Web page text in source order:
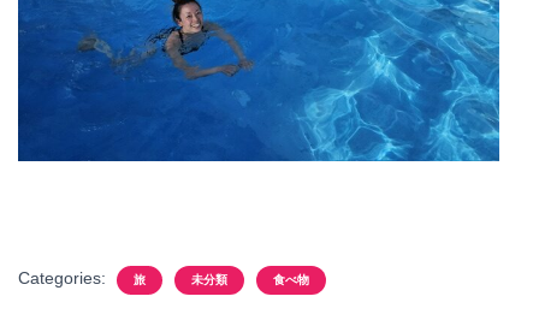
Categories: 旅 未分類 食べ物